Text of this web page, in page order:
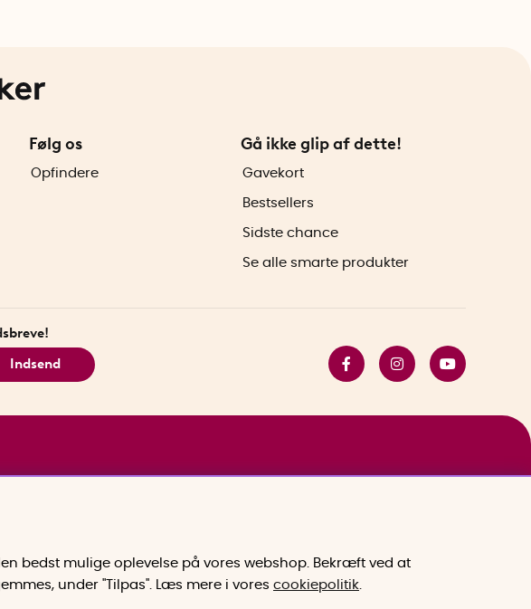
Følg os
Opfindere
Gå ikke glip af dette!
Gavekort
Bestsellers
Sidste chance
Se alle smarte produkter
Indsend
bedst mulige oplevelse på vores webshop. Bekræft ved at
under "Tilpas". Læs mere i vores cookiepolitik